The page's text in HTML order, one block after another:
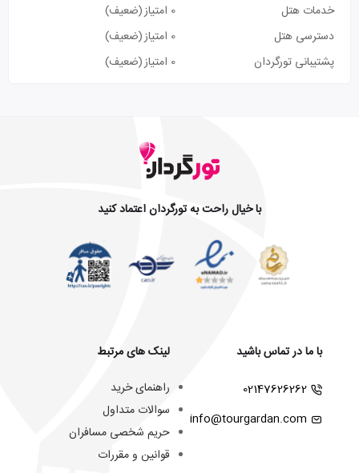
خدمات هتل
0 امتیاز
(ضعیف)
دسترسی هتل
0 امتیاز
(ضعیف)
پشتیبانی تورگردان
0 امتیاز (ضعیف)
با خیال راحت به تورگردان اعتماد کنید
با ما در تماس باشید
02147626262
info@tourgardan.com
لینک های مرتبط
راهنمای خرید
سوالات متداول
حریم شخصی مسافران
قوانین و مقررات